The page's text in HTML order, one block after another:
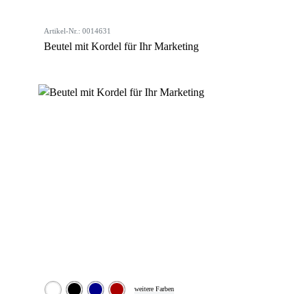
Artikel-Nr.: 0014631
Beutel mit Kordel für Ihr Marketing
weitere Farben